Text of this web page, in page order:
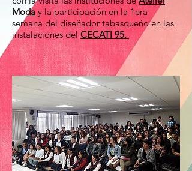
Moda y la participación en la 1era
semana del diseñador tabasqueño en las
instalaciones delCECATI 95.